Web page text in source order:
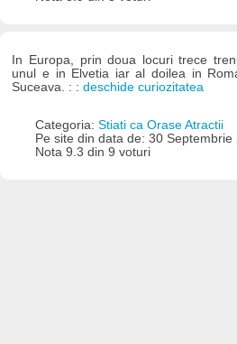
In Europa, prin doua locuri trece
unul e in Elvetia iar al doilea in
Suceava. : :deschide curiozitatea
Categoria: Stiati ca Orase Atractii
Pe site din data de: 30 Septembrie
Nota 9.3 din 9 voturi